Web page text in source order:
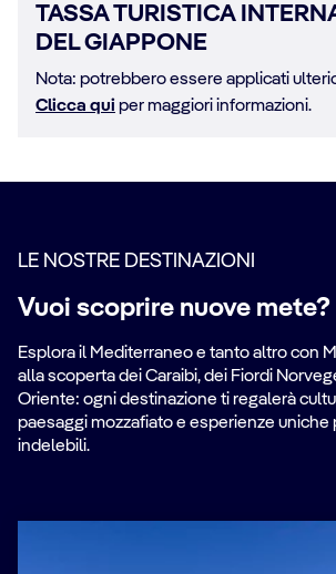
TASSA TURISTICA
DEL GIAPPONE
Nota: potrebbero essere applicati
Clicca qui per maggiori informazioni.
LE NOSTRE DESTINAZIONI
Vuoi scoprire nuove mete?
Esplora il Mediterraneo e tanto altro con
alla scoperta dei Caraibi, dei Fiordi
Oriente: ogni destinazione ti regalerà
paesaggi mozzafiato e esperienze uniche
indelebili.